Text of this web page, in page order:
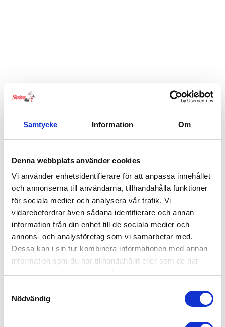
Samtycke Information Om
Denna webbplats använder cookies
Vi använder enhetsidentifierare för att anpassa innehållet
och annonserna till användarna, tillhandahålla funktioner
för sociala medier och analysera vår trafik. Vi
vidarebefordrar även sådana identifierare och annan
information från din enhet till de sociala medier och
annons- och analysföretag som vi samarbetar med.
Dessa kan i sin tur kombinera informationen med annan
information som du har tillhandahållit eller som de har
Nödvändig
299kr